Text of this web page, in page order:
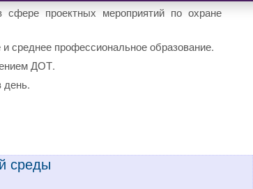
проектных мероприятий по охране
среднее профессиональное образование.
ДОТ.
день.
среды